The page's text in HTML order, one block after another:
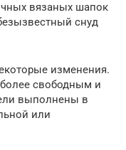
вязаных шапок
снуд
изменения.
более свободным и
выполнены в
или